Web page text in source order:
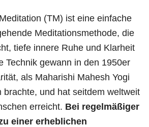
(TM) ist eine einfache
Meditationsmethode, die
tiefe innere Ruhe und Klarheit
Technik gewann in den 1950er
als Maharishi Mahesh Yogi
brachte, und hat seitdem weltweit
erreicht. Bei regelmäßiger
einer erheblichen